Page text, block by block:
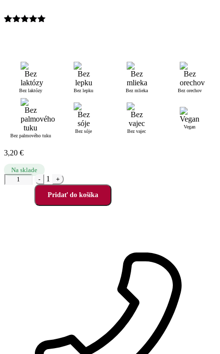
recenzie
Bez laktózy Bez lepku Bez mlieka Bez orechov
Bez palmového tuku
Bez sóje Bez vajec
Vegan
3,20 €
Na sklade
Quantity
- 1 +
Pridať do košíka